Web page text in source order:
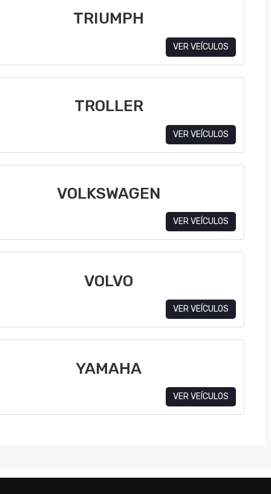
TRIUMPH
VER VEÍCULOS
TROLLER
VER VEÍCULOS
VOLKSWAGEN
VER VEÍCULOS
VOLVO
VER VEÍCULOS
YAMAHA
VER VEÍCULOS